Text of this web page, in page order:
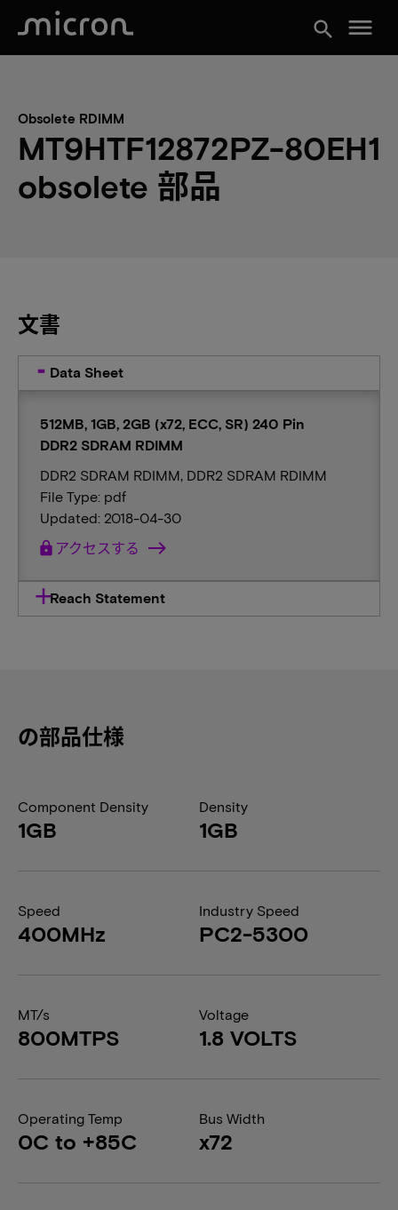
search menu
Obsolete RDIMM
MT9HTF12872PZ-80EH1
obsolete 部品
文書
Data Sheet
512MB, 1GB, 2GB (x72, ECC, SR) 240 Pin
DDR2 SDRAM RDIMM
DDR2 SDRAM RDIMM, DDR2 SDRAM RDIMM
File Type: pdf
Updated: 2018-04-30
lock アクセスする
Reach Statement
の部品仕様
Component Density
1GB
Density
1GB
Speed
400MHz
Industry Speed
PC2-5300
MT/s
800MTPS
Voltage
1.8 VOLTS
Operating Temp
0C to +85C
Bus Width
x72